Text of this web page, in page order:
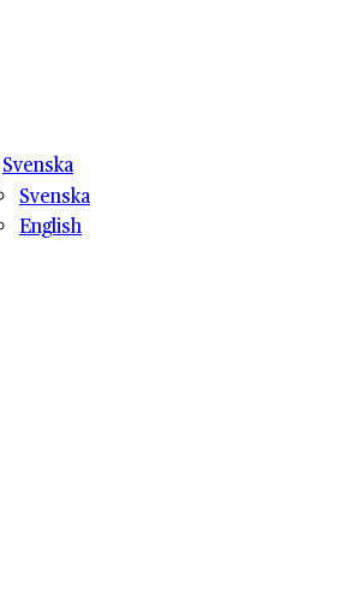
Svenska
Svenska
English